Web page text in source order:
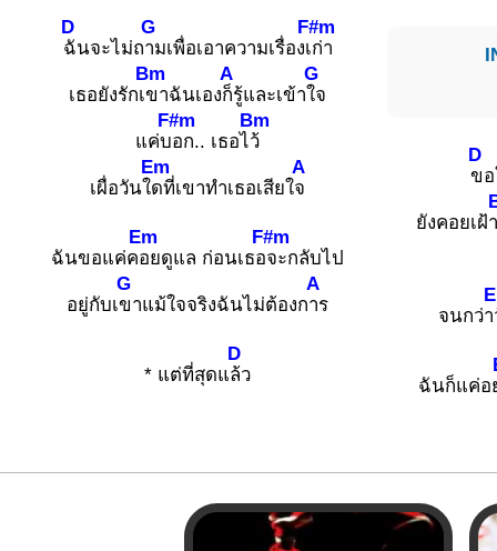
D
ฉันจะไม่ถ
G
ามเพื่อเอาความเรื่องเ
F#m
ก่า
เธอยังรักเ
Bm
ขาฉันเอง
A
ก็รู้และเข้า
G
ใจ
แค่บ
F#m
อก.. เธอไ
Bm
ว้
เผื่อวันใ
Em
ดที่เขาทำเธอเสียใ
A
จ
ฉันขอแค่ค
Em
อยดูแล ก่อนเธอ
F#m
จะกลับไป
อยู่กับเ
G
ขาแม้ใจจริงฉันไม่ต้องก
A
าร
* แต่ที่สุดแ
D
ล้ว
D
ขอ
ยังคอยเฝ้า
จนกว่า
ฉันก็แค่อ